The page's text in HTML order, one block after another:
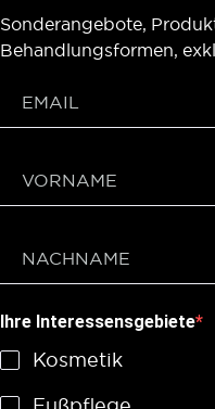
Sonderangebote,
Behandlungsformen,
Ihre Interessensgebiete
Kosmetik